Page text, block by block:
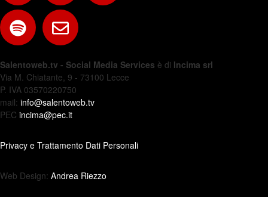
Salentoweb.tv - Social Media Services è di Incima srl
Via M. Chiatante, 9 - 73100 Lecce
P. IVA 03570220750
mail: info@salentoweb.tv
PEC incima@pec.it
Privacy e Trattamento Dati Personali
Web Design: Andrea Riezzo